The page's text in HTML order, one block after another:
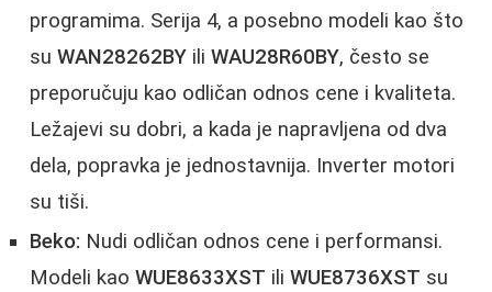
programima. Serija 4, a posebno modeli kao što
su WAN28262BY ili WAU28R60BY, često se
preporučuju kao odličan odnos cene i kvaliteta.
Ležajevi su dobri, a kada je napravljena od dva
dela, popravka je jednostavnija. Inverter motori
su tiši.
Beko: Nudi odličan odnos cene i performansi.
Modeli kao WUE8633XST ili WUE8736XST su